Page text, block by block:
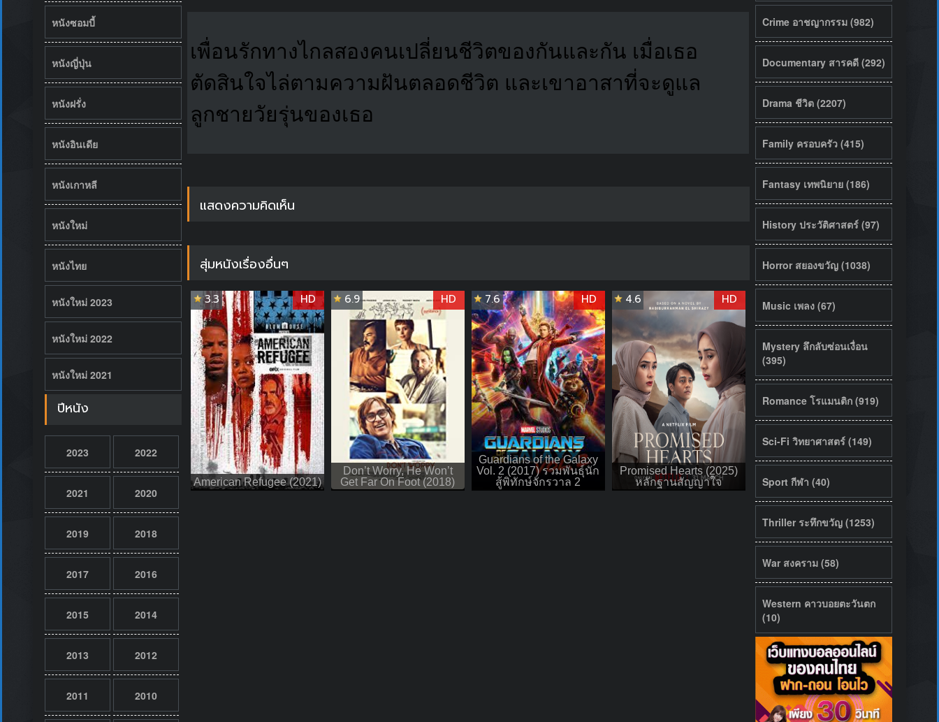
หนังซอมบี้
หนังญี่ปุ่น
หนังฝรั่ง
หนังอินเดีย
หนังเกาหลี
หนังใหม่
หนังไทย
หนังใหม่ 2023
หนังใหม่ 2022
หนังใหม่ 2021
ปีหนัง
2023 2022
2021 2020
2019 2018
2017 2016
2015 2014
2013 2012
2011 2010
เพื่อนรักทางไกลสองคนเปลี่ยนชีวิตของกันและกัน เมื่อเธอ
ตัดสินใจไล่ตามความฝันตลอดชีวิต และเขาอาสาที่จะดูแล
ลูกชายวัยรุ่นของเธอ
แสดงความคิดเห็น
สุ่มหนังเรื่องอื่นๆ
American Refugee (2021)
3.3 HD
Don’t Worry, He Won’t
Get Far On Foot (2018)
6.9 HD
Guardians of the Galaxy
Vol. 2 (2017) รวมพันธุ์นัก
สู้พิทักษ์จักรวาล 2
7.6 HD
Promised Hearts (2025)
หลักฐานสัญญาใจ
4.6 HD
Crime อาชญากรรม (982)
Documentary สารคดี (292)
Drama ชีวิต (2207)
Family ครอบครัว (415)
Fantasy เทพนิยาย (186)
History ประวัติศาสตร์ (97)
Horror สยองขวัญ (1038)
Music เพลง (67)
Mystery ลึกลับซ่อนเงื่อน
(395)
Romance โรแมนติก (919)
Sci-Fi วิทยาศาสตร์ (149)
Sport กีฬา (40)
Thriller ระทึกขวัญ (1253)
War สงคราม (58)
Western คาวบอยตะวันตก
(10)